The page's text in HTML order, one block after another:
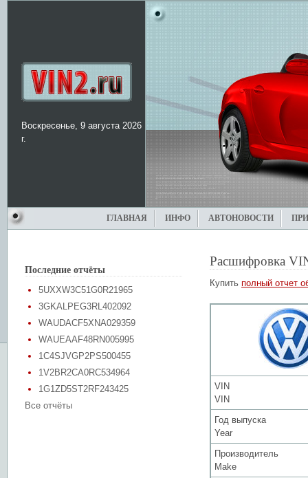
Воскресенье, 9 августа 2026
г.
ГЛАВНАЯ ИНФО АВТОНОВОСТИ
Последние отчёты
5UXXW3C51G0R21965
3GKALPEG3RL402092
WAUDACF5XNA029359
WAUEAAF48RN005995
1C4SJVGP2PS500455
1V2BR2CA0RC534964
1G1ZD5ST2RF243425
Все отчёты
Расшифровка
Купить полный отчет
VIN
VIN
Год выпуска
Year
Производитель
Make